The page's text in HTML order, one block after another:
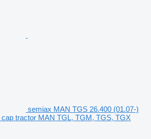
semiax MAN TGS 26.400 (01.07-)
tractor MAN TGL, TGM, TGS, TGX